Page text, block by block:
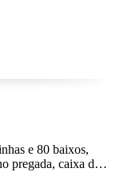
e 80 baixos,
pregada, caixa de